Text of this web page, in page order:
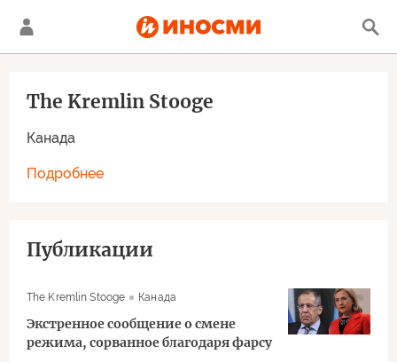
Канада
The Kremlin Stooge
Подробнее
Публикации
The Kremlin Stooge Канада
Экстренное сообщение о смене
режима, сорванное благодаря фарсу